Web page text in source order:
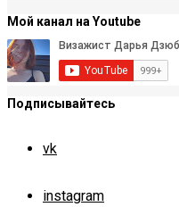
Мой канал на Youtube
Подписывайтесь
vk
instagram